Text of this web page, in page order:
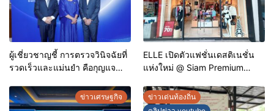
ผู้เชี่ยวชาญชี้ การตรวจวินิจฉัยที่
รวดเร็วและแม่นยำ คือกุญแจ
ประเทศไทย
ELLE เปิดตัวแฟชั่นเดสติเนชั่น
แห่งใหม่ @ Siam Premium
ดีลพิเศษลดสูงสุด 70%
ข่าวเศรษฐกิจ
ข่าวเด่นท้องถิ่น